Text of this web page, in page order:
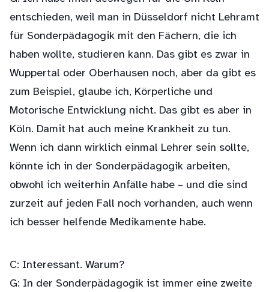
entschieden, weil man in Düsseldorf nicht Lehramt
für Sonderpädagogik mit den Fächern, die ich
haben wollte, studieren kann. Das gibt es zwar in
Wuppertal oder Oberhausen noch, aber da gibt es
zum Beispiel, glaube ich, Körperliche und
Motorische Entwicklung nicht. Das gibt es aber in
Köln. Damit hat auch meine Krankheit zu tun.
Wenn ich dann wirklich einmal Lehrer sein sollte,
könnte ich in der Sonderpädagogik arbeiten,
obwohl ich weiterhin Anfälle habe – und die sind
zurzeit auf jeden Fall noch vorhanden, auch wenn
ich besser helfende Medikamente habe.
C: Interessant. Warum?
G: In der Sonderpädagogik ist immer eine zweite